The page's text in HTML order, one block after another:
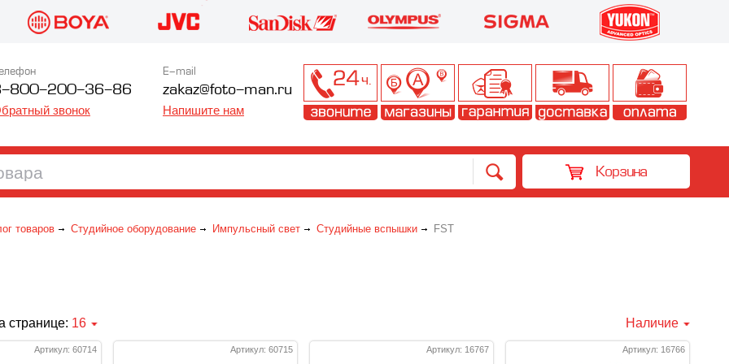
800-200-36-86
звонок
E-mail
zakaz@foto-man.ru
Напишите нам
Корзина
товаров Студийное оборудование Импульсный свет Студийные вспышки FST
странице: 16 Наличие
Артикул: 60714 Артикул: 60715 Артикул: 16767 Артикул: 16766